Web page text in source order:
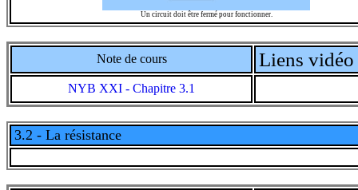
Un circuit doit être fermé pour fonctionner.
Note de cours Liens vidéo
NYB XXI - Chapitre 3.1
3.2 - La résistance